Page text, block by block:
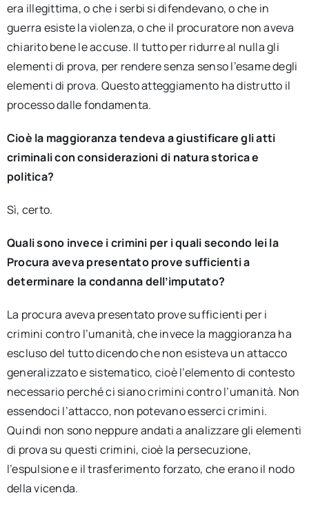
era illegittima, o che i serbi si difendevano, o che in
guerra esiste la violenza, o che il procuratore non aveva
chiarito bene le accuse. Il tutto per ridurre al nulla gli
elementi di prova, per rendere senza senso l’esame degli
elementi di prova. Questo atteggiamento ha distrutto il
processo dalle fondamenta.
Cioè la maggioranza tendeva a giustificare gli atti
criminali con considerazioni di natura storica e
politica?
Sì, certo.
Quali sono invece i crimini per i quali secondo lei la
Procura aveva presentato prove sufficienti a
determinare la condanna dell’imputato?
La procura aveva presentato prove sufficienti per i
crimini contro l’umanità, che invece la maggioranza ha
escluso del tutto dicendo che non esisteva un attacco
generalizzato e sistematico, cioè l’elemento di contesto
necessario perché ci siano crimini contro l’umanità. Non
essendoci l’attacco, non potevano esserci crimini.
Quindi non sono neppure andati a analizzare gli elementi
di prova su questi crimini, cioè la persecuzione,
l’espulsione e il trasferimento forzato, che erano il nodo
della vicenda.